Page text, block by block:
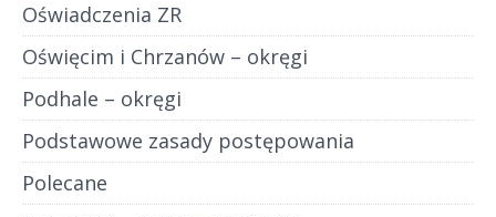
Oświadczenia ZR
Oświęcim i Chrzanów – okręgi
Podhale – okręgi
Podstawowe zasady postępowania
Polecane